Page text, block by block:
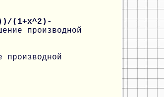
(1+x^2)-
производной
производной